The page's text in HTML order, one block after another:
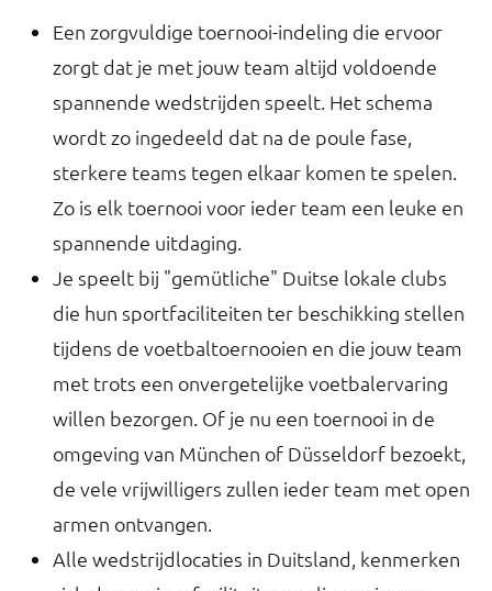
Een zorgvuldige toernooi-indeling die ervoor
zorgt dat je met jouw team altijd voldoende
spannende wedstrijden speelt. Het schema
wordt zo ingedeeld dat na de poule fase,
sterkere teams tegen elkaar komen te spelen.
Zo is elk toernooi voor ieder team een leuke en
spannende uitdaging.
Je speelt bij "gemütliche" Duitse lokale clubs
die hun sportfaciliteiten ter beschikking stellen
tijdens de voetbaltoernooien en die jouw team
met trots een onvergetelijke voetbalervaring
willen bezorgen. Of je nu een toernooi in de
omgeving van München of Düsseldorf bezoekt,
de vele vrijwilligers zullen ieder team met open
armen ontvangen.
Alle wedstrijdlocaties in Duitsland, kenmerken